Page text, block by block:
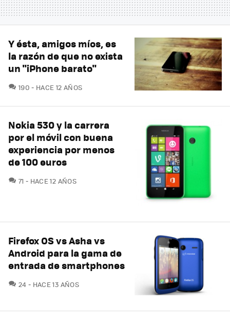
Y ésta, amigos míos, es
la razón de que no exista
un "iPhone barato"
190 COMENTARIOS
HACE 12 AÑOS
Nokia 530 y la carrera
por el móvil con buena
experiencia por menos
de 100 euros
71 COMENTARIOS
HACE 12 AÑOS
Firefox OS vs Asha vs
Android para la gama de
entrada de smartphones
24 COMENTARIOS
HACE 13 AÑOS